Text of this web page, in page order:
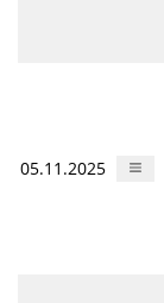
05.11.2025